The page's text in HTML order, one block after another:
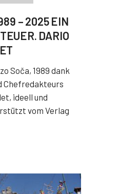
– 2025 EIN
DARIO
Soča, 1989 dank
Chefredakteurs
ideell und
vom Verlag